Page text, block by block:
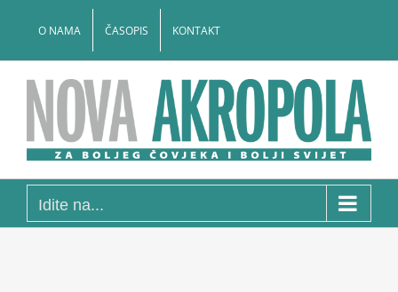
O NAMA ČASOPIS KONTAKT
Idite na...